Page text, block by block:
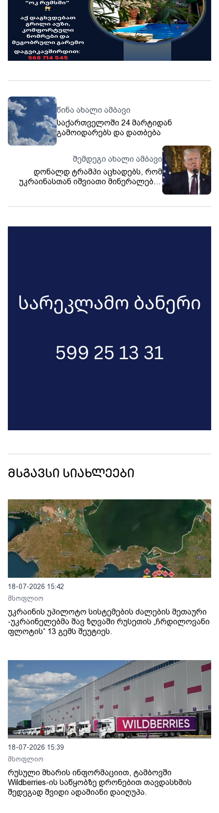
წინა ახალი ამბავი
საქართველოში 24 მარტიდან
გამოიდარებს და დათბება
შემდეგი ახალი ამბავი
დონალდ ტრამპი აცხადებს, რომ
უკრაინასთან იშვიათი მინერალების
მსგავსი სიახლეები
18-07-2026 15:42
მსოფლიო
უკრაინის უპილოტო სისტემების ძალების მეთაური
-უკრაინელებმა შავ ზღვაში რუსეთის „ჩრდილოვანი
ფლოტის“ 13 გემს შეუტიეს.
18-07-2026 15:39
მსოფლიო
რუსული მხარის ინფორმაციით, ტამბოვში
Wildberries-ის საწყობზე დრონებით თავდასხმის
შედეგად შვიდი ადამიანი დაიღუპა.